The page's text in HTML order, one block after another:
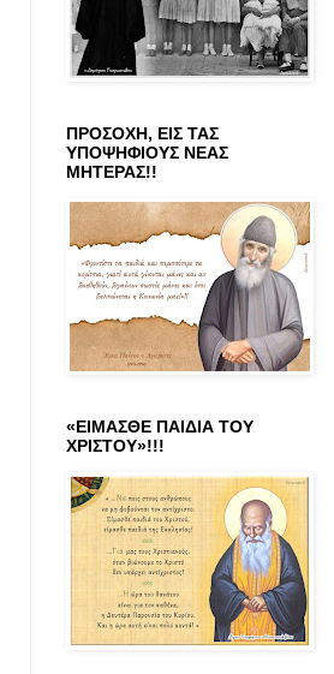
ΠΡΟΣΟΧΗ, ΕΙΣ ΤΑΣ
ΥΠΟΨΗΦΙΟΥΣ ΝΕΑΣ
ΜΗΤΕΡΑΣ!!
«ΕΙΜΑΣΘΕ ΠΑΙΔΙΑ ΤΟΥ
ΧΡΙΣΤΟΥ»!!!